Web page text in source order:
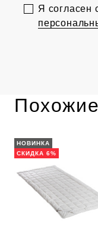
Я согласен
НОВИНКА
СКИДКА 6%